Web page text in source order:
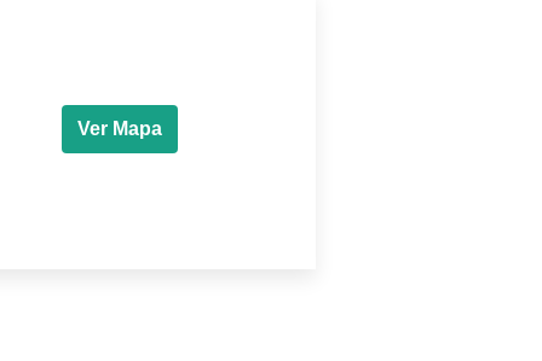
Ver Mapa